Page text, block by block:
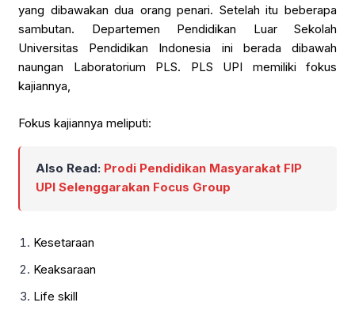
yang dibawakan dua orang penari. Setelah itu beberapa
sambutan. Departemen Pendidikan Luar Sekolah
Universitas Pendidikan Indonesia ini berada dibawah
naungan Laboratorium PLS. PLS UPI memiliki fokus
kajiannya,
Fokus kajiannya meliputi:
Also Read: Prodi Pendidikan Masyarakat FIP
UPI Selenggarakan Focus Group
Kesetaraan
Keaksaraan
Life skill